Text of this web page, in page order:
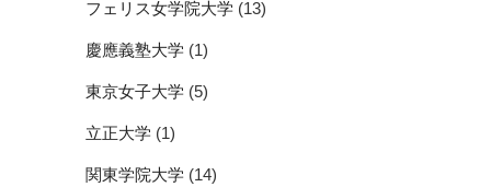
フェリス女学院大学 (13)
慶應義塾大学 (1)
東京女子大学 (5)
立正大学 (1)
関東学院大学 (14)